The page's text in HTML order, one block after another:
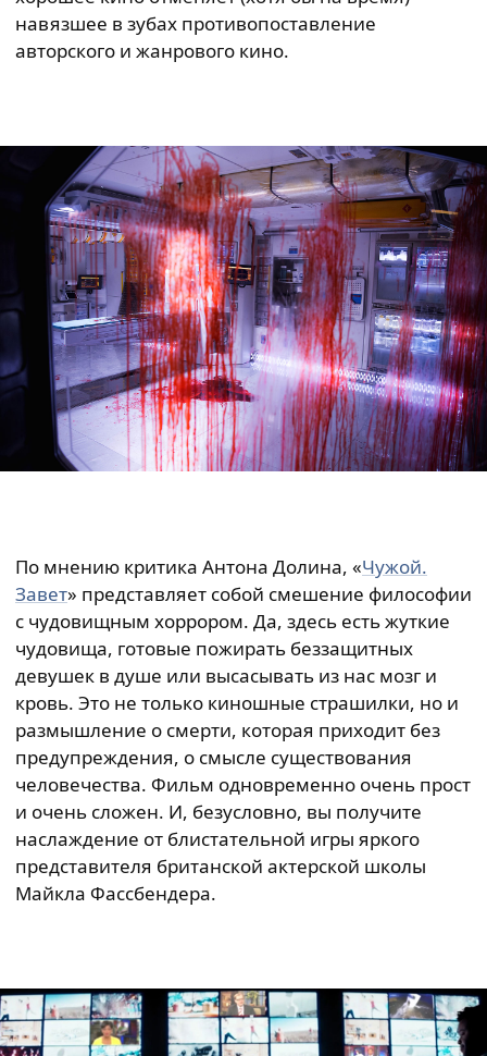
навязшее в зубах противопоставление
авторского и жанрового кино.
По мнению критика Антона Долина, «Чужой.
Завет» представляет собой смешение философии
с чудовищным хоррором. Да, здесь есть жуткие
чудовища, готовые пожирать беззащитных
девушек в душе или высасывать из нас мозг и
кровь. Это не только киношные страшилки, но и
размышление о смерти, которая приходит без
предупреждения, о смысле существования
человечества. Фильм одновременно очень прост
и очень сложен. И, безусловно, вы получите
наслаждение от блистательной игры яркого
представителя британской актерской школы
Майкла Фассбендера.